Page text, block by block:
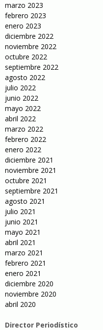
marzo 2023
febrero 2023
enero 2023
diciembre 2022
noviembre 2022
octubre 2022
septiembre 2022
agosto 2022
julio 2022
junio 2022
mayo 2022
abril 2022
marzo 2022
febrero 2022
enero 2022
diciembre 2021
noviembre 2021
octubre 2021
septiembre 2021
agosto 2021
julio 2021
junio 2021
mayo 2021
abril 2021
marzo 2021
febrero 2021
enero 2021
diciembre 2020
noviembre 2020
abril 2020
Director Periodístico